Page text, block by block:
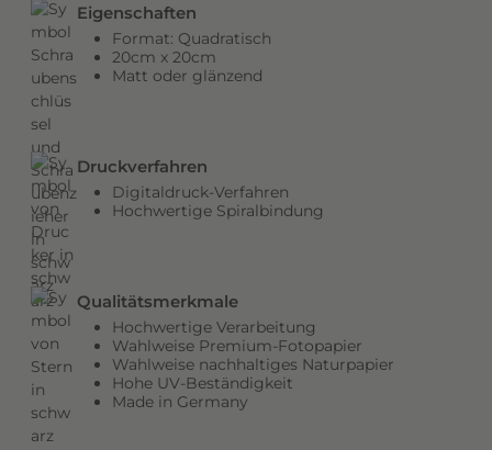
Eigenschaften
Format: Quadratisch
20cm x 20cm
Matt oder glänzend
Druckverfahren
Digitaldruck-Verfahren
Hochwertige Spiralbindung
Qualitätsmerkmale
Hochwertige Verarbeitung
Wahlweise Premium-Fotopapier
Wahlweise nachhaltiges Naturpapier
Hohe UV-Beständigkeit
Made in Germany